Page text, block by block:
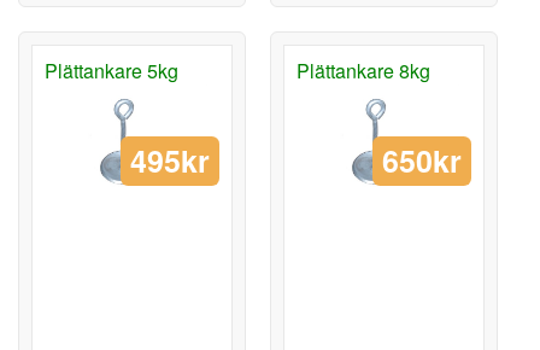
Plättankare 5kg
495kr
Plättankare 8kg
650kr